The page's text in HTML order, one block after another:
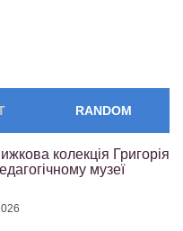
RANDOM
колекція Григорія
музеї